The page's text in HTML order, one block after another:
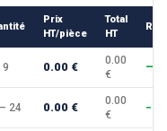
Prix
HT/pièce
Total
HT
9 0.00 €
0.00
€
—
24 0.00 €
0.00
€